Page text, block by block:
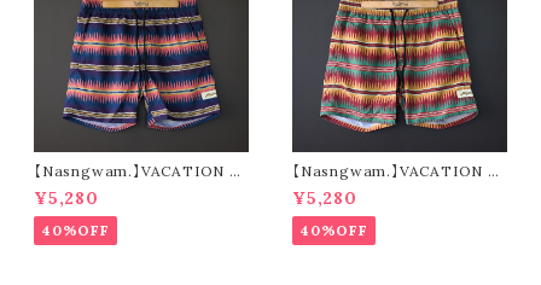
【Nasngwam.】VACATION S
HORTS (navy)
¥5,280
40%OFF
【Nasngwam.】VACATION S
HORTS (green)
¥5,280
40%OFF